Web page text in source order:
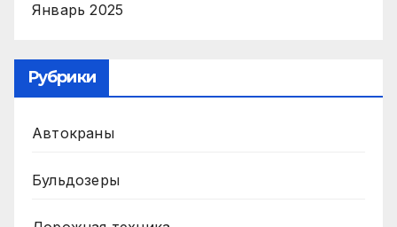
Январь 2025
Рубрики
Автокраны
Бульдозеры